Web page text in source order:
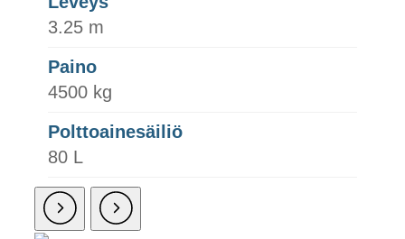
3.25 m
Paino
4500 kg
Polttoainesäiliö
80 L